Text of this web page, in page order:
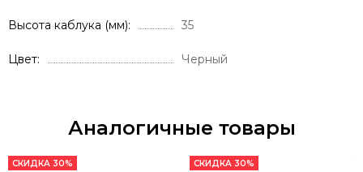
Высота каблука (мм) 35
Цвет Черный
Аналогичные товары
СКИДКА 30% СКИДКА 30%